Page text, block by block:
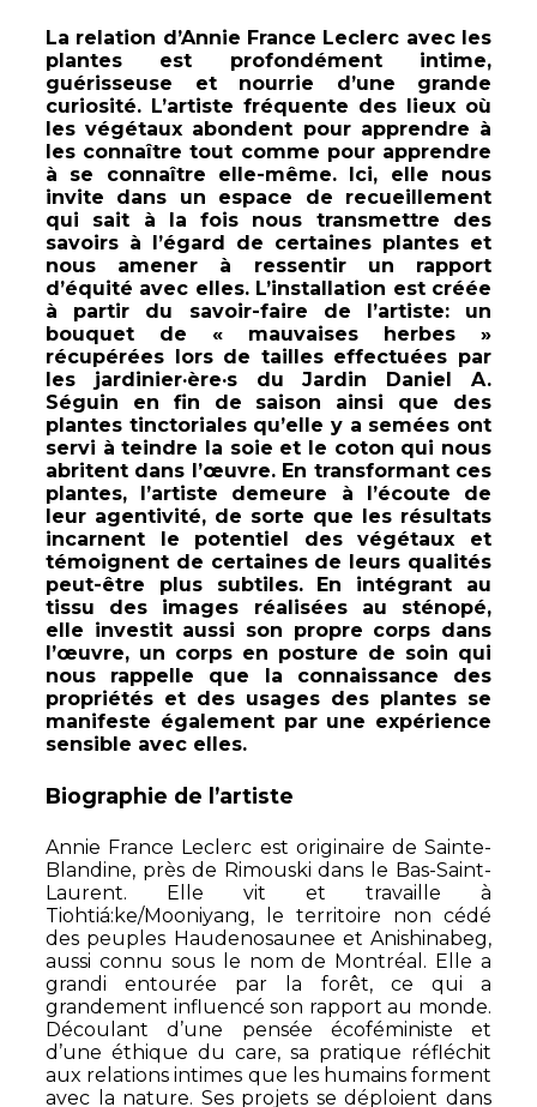
La relation d’Annie France Leclerc avec les
plantes est profondément intime,
guérisseuse et nourrie d’une grande
curiosité. L’artiste fréquente des lieux où
les végétaux abondent pour apprendre à
les connaître tout comme pour apprendre
à se connaître elle-même. Ici, elle nous
invite dans un espace de recueillement
qui sait à la fois nous transmettre des
savoirs à l’égard de certaines plantes et
nous amener à ressentir un rapport
d’équité avec elles. L’installation est créée
à partir du savoir-faire de l’artiste: un
bouquet de « mauvaises herbes »
récupérées lors de tailles effectuées par
les jardinier·ère·s du Jardin Daniel A.
Séguin en fin de saison ainsi que des
plantes tinctoriales qu’elle y a semées ont
servi à teindre la soie et le coton qui nous
abritent dans l’œuvre. En transformant ces
plantes, l’artiste demeure à l’écoute de
leur agentivité, de sorte que les résultats
incarnent le potentiel des végétaux et
témoignent de certaines de leurs qualités
peut-être plus subtiles. En intégrant au
tissu des images réalisées au sténopé,
elle investit aussi son propre corps dans
l’œuvre, un corps en posture de soin qui
nous rappelle que la connaissance des
propriétés et des usages des plantes se
manifeste également par une expérience
sensible avec elles.
Biographie de l’artiste
Annie France Leclerc est originaire de Sainte-
Blandine, près de Rimouski dans le Bas-Saint-
Laurent. Elle vit et travaille à
Tiohtiá:ke/Mooniyang, le territoire non cédé
des peuples Haudenosaunee et Anishinabeg,
aussi connu sous le nom de Montréal. Elle a
grandi entourée par la forêt, ce qui a
grandement influencé son rapport au monde.
Découlant d’une pensée écoféministe et
d’une éthique du care, sa pratique réfléchit
aux relations intimes que les humains forment
avec la nature. Ses projets se déploient dans